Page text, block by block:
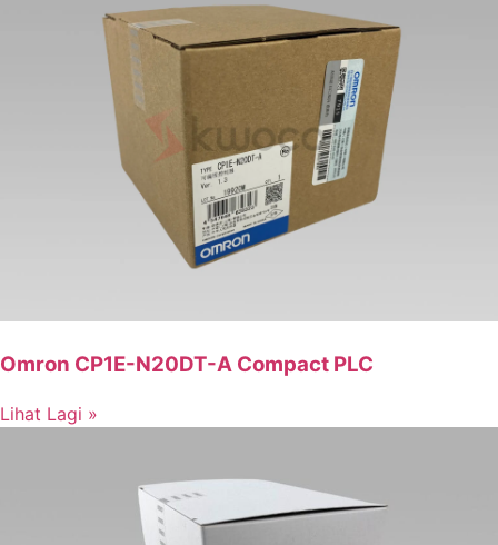
Omron CP1E-N20DT-A Compact PLC
Lihat Lagi »